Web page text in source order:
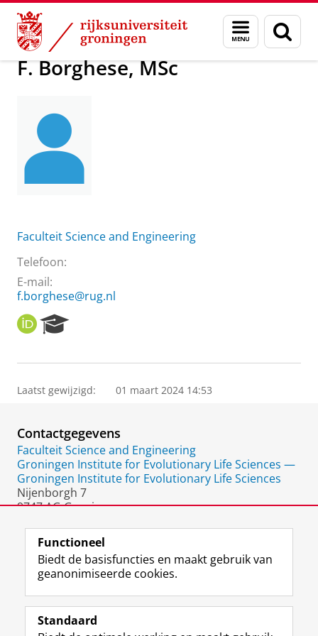
Skip
Content
Skip
Navigation
Menu
en
zoeken
Over ons F. Borghese, MSc
F. Borghese, MSc
Faculteit Science and Engineering
Telefoon:
E-mail:
f.borghese@rug.nl
O
R
I
e
r
P
o
r
t
a
l
Laatst gewijzigd: 01 maart 2024 14:53
Contactgegevens
Faculteit Science and Engineering
Groningen Institute for Evolutionary Life Sciences —
Groningen Institute for Evolutionary Life Sciences
Nijenborgh 7
9747 AG Groningen
Volg de RUG
F
a
L
i
R
S
I
n
Y
o
Functioneel
Biedt de basisfuncties en maakt gebruik van
geanonimiseerde cookies.
Standaard